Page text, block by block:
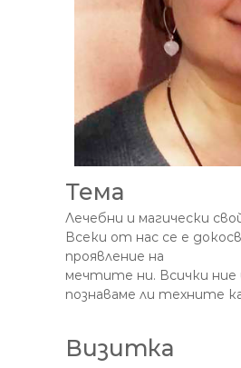
Тема
Лечебни и магически
Всеки от нас се е
проявление на
мечтите ни. Всички ние
познаваме ли техните
Визитка